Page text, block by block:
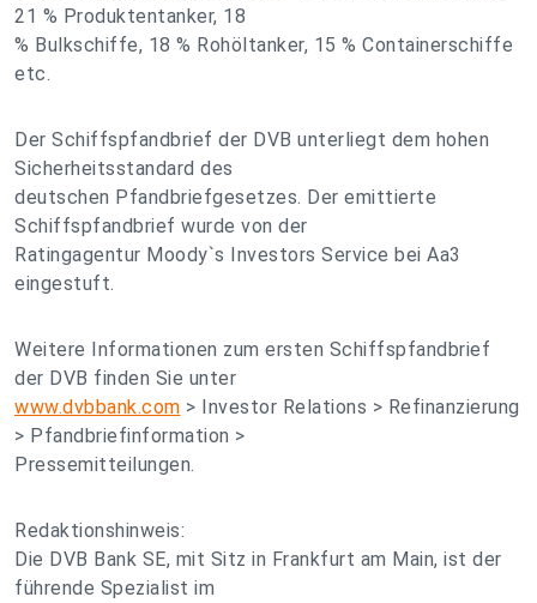
21 % Produktentanker, 18
% Bulkschiffe, 18 % Rohöltanker, 15 % Containerschiffe
etc.
Der Schiffspfandbrief der DVB unterliegt dem hohen
Sicherheitsstandard des
deutschen Pfandbriefgesetzes. Der emittierte
Schiffspfandbrief wurde von der
Ratingagentur Moody`s Investors Service bei Aa3
eingestuft.
Weitere Informationen zum ersten Schiffspfandbrief
der DVB finden Sie unter
www.dvbbank.com > Investor Relations > Refinanzierung
> Pfandbriefinformation >
Pressemitteilungen.
Redaktionshinweis:
Die DVB Bank SE, mit Sitz in Frankfurt am Main, ist der
führende Spezialist im